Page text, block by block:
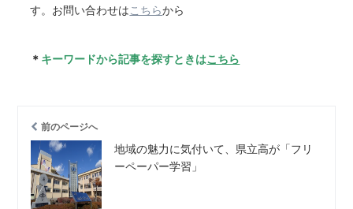
す。お問い合わせはこちらから
＊ キーワードから記事を探すときはこちら
前のページへ
地域の魅力に気付いて、県立高が「フリ
ーペーパー学習」